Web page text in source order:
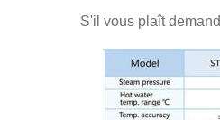
S'il vous plaît